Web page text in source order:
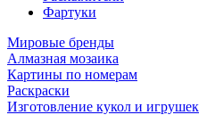
Фартуки
Мировые бренды
Алмазная мозаика
Картины по номерам
Раскраски
Изготовление кукол и игрушек